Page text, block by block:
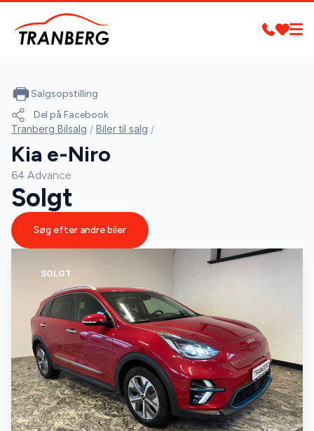
SOLGT
Salgsopstilling
Del på Facebook
Tranberg Bilsalg / Biler til salg /
Kia e-Niro
64 Advance
Solgt
Søg efter andre biler